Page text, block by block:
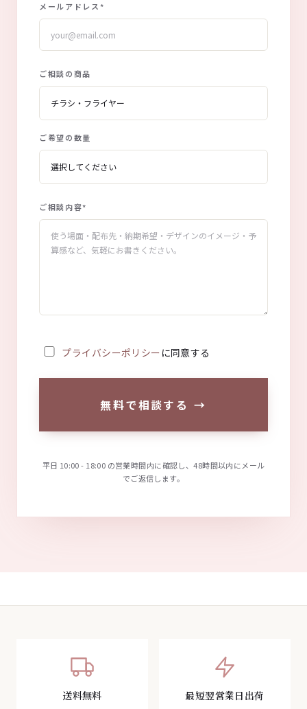
メールアドレス*
ご相談の商品
ご希望の数量
ご相談内容*
プライバシーポリシー に同意する
無料で相談する →
平日 10:00 - 18:00 の営業時間内に確認し、48時間以内にメール
でご返信します。
送料無料 最短翌営業日出荷